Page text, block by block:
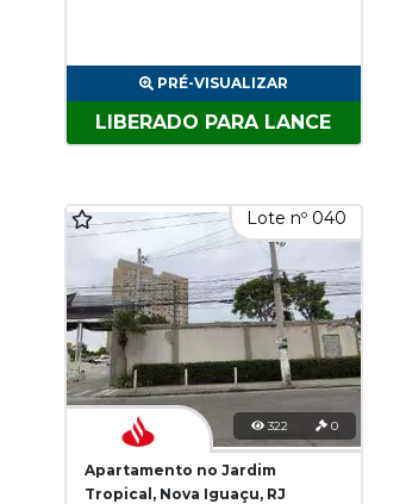
PRÉ-VISUALIZAR
LIBERADO PARA LANCE
Lote nº 040
322 0
Apartamento no Jardim
Tropical, Nova Iguaçu, RJ